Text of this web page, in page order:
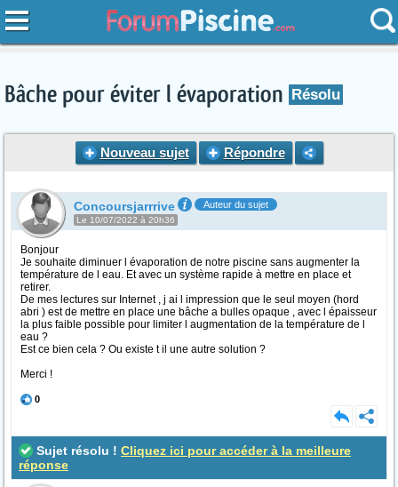
Bâche pour éviter l évaporation Résolu
Nouveau sujet Répondre
Concoursjarrrive Auteur du sujet
Le 10/07/2022 à 20h36
Bonjour
Je souhaite diminuer l évaporation de notre piscine sans augmenter la
température de l eau. Et avec un système rapide à mettre en place et
retirer.
De mes lectures sur Internet , j ai l impression que le seul moyen (hord
abri ) est de mettre en place une bâche a bulles opaque , avec l épaisseur
la plus faible possible pour limiter l augmentation de la température de l
eau ?
Est ce bien cela ? Ou existe t il une autre solution ?
Merci !
0
Sujet résolu ! Cliquez ici pour accéder à la meilleure
réponse